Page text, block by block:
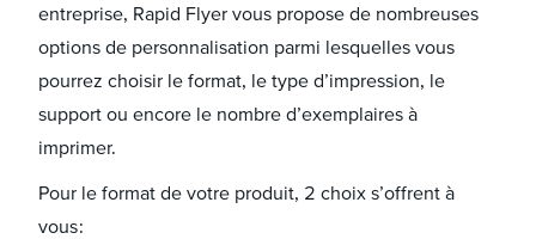
entreprise, Rapid Flyer vous propose de nombreuses
options de personnalisation parmi lesquelles vous
pourrez choisir le format, le type d’impression, le
support ou encore le nombre d’exemplaires à
imprimer.
Pour le format de votre produit, 2 choix s’offrent à
vous :